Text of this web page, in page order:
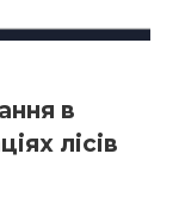
в
лісів